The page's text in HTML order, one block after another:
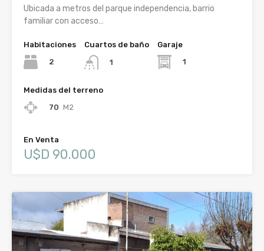
Ubicada a metros del parque independencia, barrio
familiar con acceso…
Habitaciones
2
Cuartos de baño
1
Garaje
1
Medidas del terreno
70 M2
En Venta
U$D 90.000